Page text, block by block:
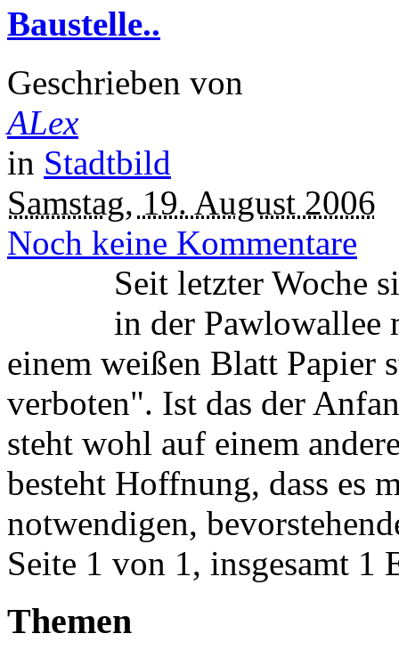
Baustelle..
Geschrieben von
ALex
in Stadtbild
Samstag, 19. August 2006
Noch keine Kommentare
Seit letzter Woche
in der Pawlowallee
einem weißen Blatt Papier
verboten". Ist das der
steht wohl auf einem
besteht Hoffnung, dass es
notwendigen,
Seite 1 von 1, insgesamt 1
Themen